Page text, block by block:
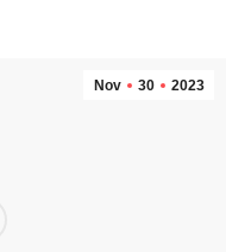
Nov 30 2023